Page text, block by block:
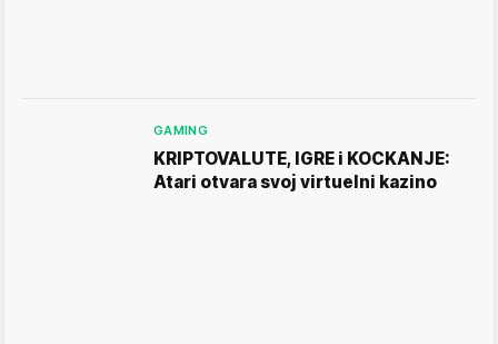
GAMING
KRIPTOVALUTE, IGRE i KOCKANJE:
Atari otvara svoj virtuelni kazino